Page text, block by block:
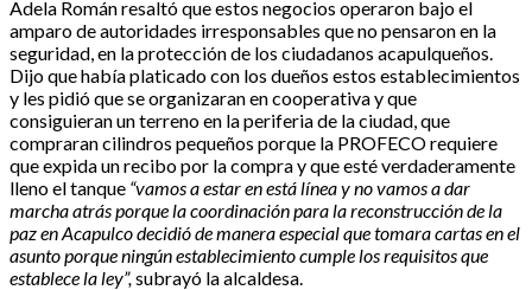
Adela Román resaltó que estos negocios operaron bajo el
amparo de autoridades irresponsables que no pensaron en la
seguridad, en la protección de los ciudadanos acapulqueños.
Dijo que había platicado con los dueños estos establecimientos
y les pidió que se organizaran en cooperativa y que
consiguieran un terreno en la periferia de la ciudad, que
compraran cilindros pequeños porque la PROFECO requiere
que expida un recibo por la compra y que esté verdaderamente
lleno el tanque “vamos a estar en está línea y no vamos a dar
marcha atrás porque la coordinación para la reconstrucción de la
paz en Acapulco decidió de manera especial que tomara cartas en el
asunto porque ningún establecimiento cumple los requisitos que
establece la ley”, subrayó la alcaldesa.